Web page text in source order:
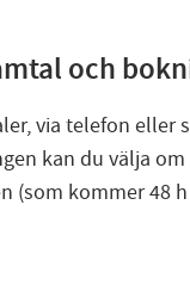
och
via telefon eller
kan du välja
(som kommer 48